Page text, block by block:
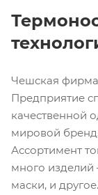
Чешская фирма
Предприятие
качественной
мировой
Ассортимент
много изделий
маски, и